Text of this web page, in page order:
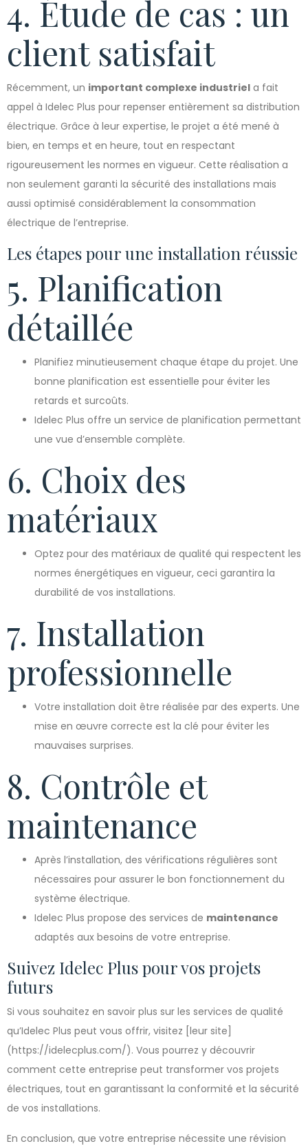
4. Étude de cas : un
client satisfait
Récemment, un important complexe industriel a fait
appel à Idelec Plus pour repenser entièrement sa distribution
électrique. Grâce à leur expertise, le projet a été mené à
bien, en temps et en heure, tout en respectant
rigoureusement les normes en vigueur. Cette réalisation a
non seulement garanti la sécurité des installations mais
aussi optimisé considérablement la consommation
électrique de l’entreprise.
Les étapes pour une installation réussie
5. Planification
détaillée
Planifiez minutieusement chaque étape du projet. Une
bonne planification est essentielle pour éviter les
retards et surcoûts.
Idelec Plus offre un service de planification permettant
une vue d’ensemble complète.
6. Choix des
matériaux
Optez pour des matériaux de qualité qui respectent les
normes énergétiques en vigueur, ceci garantira la
durabilité de vos installations.
7. Installation
professionnelle
Votre installation doit être réalisée par des experts. Une
mise en œuvre correcte est la clé pour éviter les
mauvaises surprises.
8. Contrôle et
maintenance
Après l’installation, des vérifications régulières sont
nécessaires pour assurer le bon fonctionnement du
système électrique.
Idelec Plus propose des services de maintenance
adaptés aux besoins de votre entreprise.
Suivez Idelec Plus pour vos projets
futurs
Si vous souhaitez en savoir plus sur les services de qualité
qu’Idelec Plus peut vous offrir, visitez [leur site]
(https://idelecplus.com/). Vous pourrez y découvrir
comment cette entreprise peut transformer vos projets
électriques, tout en garantissant la conformité et la sécurité
de vos installations.
En conclusion, que votre entreprise nécessite une révision